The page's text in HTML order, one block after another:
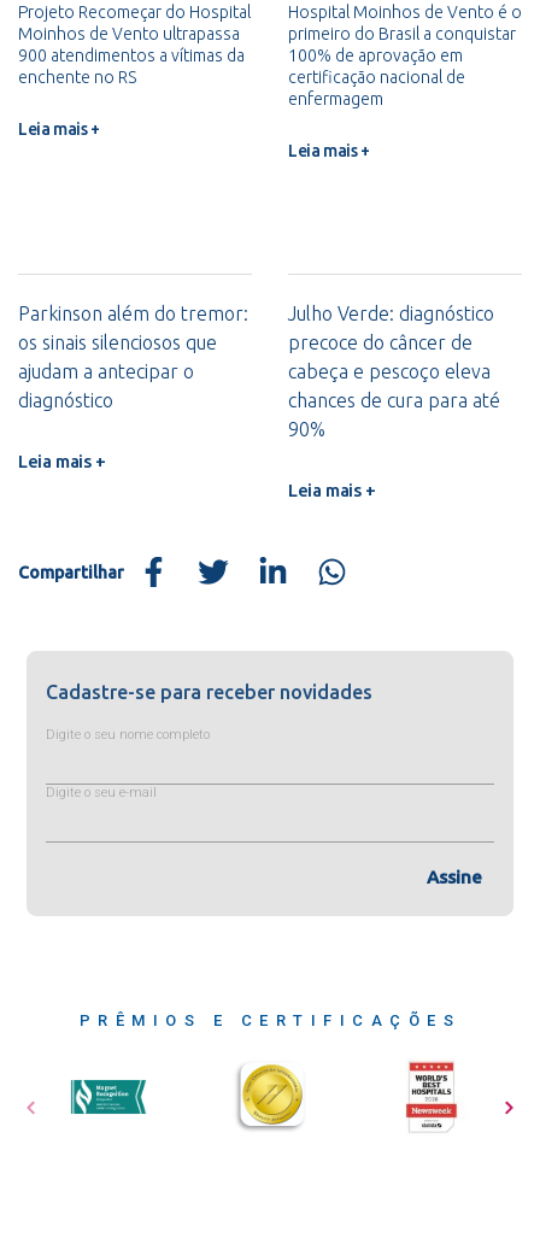
Projeto Recomeçar do Hospital
Moinhos de Vento ultrapassa
900 atendimentos a vítimas da
enchente no RS
Leia mais +
Hospital Moinhos de Vento é o
primeiro do Brasil a conquistar
100% de aprovação em
certificação nacional de
enfermagem
Leia mais +
Parkinson além do tremor:
os sinais silenciosos que
ajudam a antecipar o
diagnóstico
Leia mais +
Julho Verde: diagnóstico
precoce do câncer de
cabeça e pescoço eleva
chances de cura para até
90%
Leia mais +
Compartilhar
Cadastre-se para receber novidades
Digite o seu nome completo
Digite o seu e-mail
Assine
PRÊMIOS E CERTIFICAÇÕES